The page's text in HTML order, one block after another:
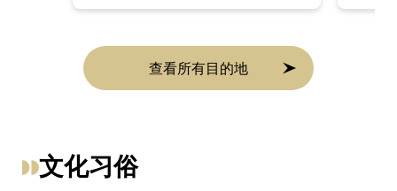
查看所有目的地
文化习俗